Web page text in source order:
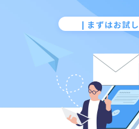
まずはお試し